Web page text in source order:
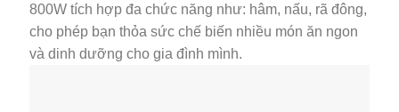
800W tích hợp đa chức năng như: hâm, nấu, rã đông,
cho phép bạn thỏa sức chế biến nhiều món ăn ngon
và dinh dưỡng cho gia đình mình.